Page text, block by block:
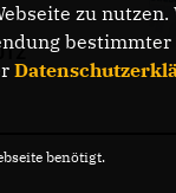
zu
benötigt.